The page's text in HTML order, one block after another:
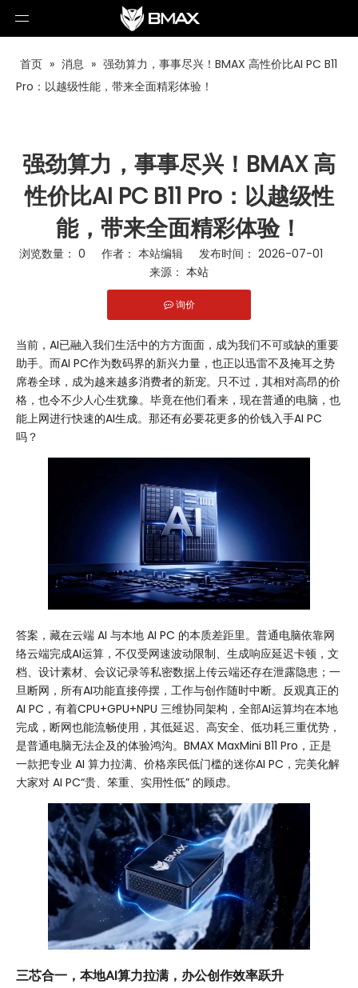
首页 » 消息 » 强劲算力，事事尽兴！BMAX 高性价比AI PC B11
Pro：以越级性能，带来全面精彩体验！
强劲算力，事事尽兴！BMAX 高
性价比AI PC B11 Pro：以越级性
能，带来全面精彩体验！
浏览数量： 0 作者： 本站编辑 发布时间： 2026-07-01
来源： 本站
询价
当前，AI已融入我们生活中的方方面面，成为我们不可或缺的重要
助手。而AI PC作为数码界的新兴力量，也正以迅雷不及掩耳之势
席卷全球，成为越来越多消费者的新宠。只不过，其相对高昂的价
格，也令不少人心生犹豫。毕竟在他们看来，现在普通的电脑，也
能上网进行快速的AI生成。那还有必要花更多的价钱入手AI PC
吗？
答案，藏在云端 AI 与本地 AI PC 的本质差距里。普通电脑依靠网
络云端完成AI运算，不仅受网速波动限制、生成响应延迟卡顿，文
档、设计素材、会议记录等私密数据上传云端还存在泄露隐患；一
旦断网，所有AI功能直接停摆，工作与创作随时中断。反观真正的
AI PC，有着CPU+GPU+NPU 三维协同架构，全部AI运算均在本地
完成，断网也能流畅使用，其低延迟、高安全、低功耗三重优势，
是普通电脑无法企及的体验鸿沟。BMAX MaxMini B11 Pro，正是
一款把专业 AI 算力拉满、价格亲民低门槛的迷你AI PC，完美化解
大家对 AI PC“贵、笨重、实用性低” 的顾虑。
三芯合一，本地AI算力拉满，办公创作效率跃升